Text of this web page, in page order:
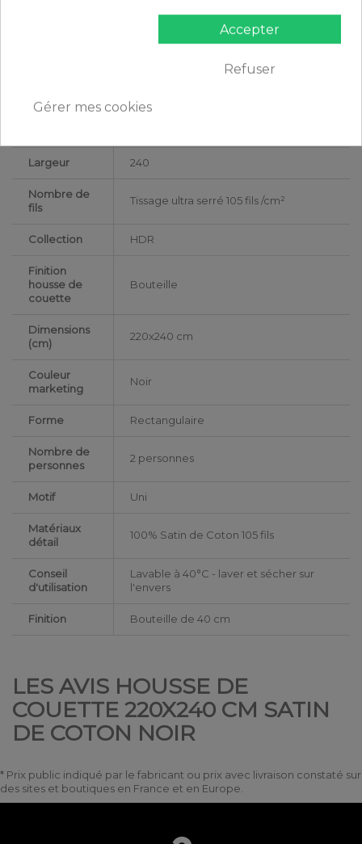
Lavable en machine
Largeur 240
Nombre de
fils
Tissage ultra serré 105 fils /cm²
Collection HDR
Finition
housse de
couette
Bouteille
Dimensions
(cm)
220x240 cm
Couleur
marketing
Noir
Forme Rectangulaire
Nombre de
personnes
2 personnes
Motif Uni
Matériaux
détail
100% Satin de Coton 105 fils
Conseil
d'utilisation
Lavable à 40°C - laver et sécher sur
l'envers
Finition Bouteille de 40 cm
LES AVIS HOUSSE DE
COUETTE 220X240 CM SATIN
DE COTON NOIR
* Prix public indiqué par le fabricant ou prix avec livraison constaté sur
des sites et boutiques en France et en Europe.
Accepter
Refuser
Gérer mes cookies